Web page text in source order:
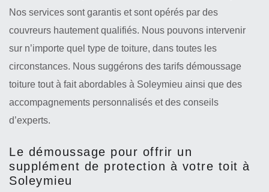
Nos services sont garantis et sont opérés par des
couvreurs hautement qualifiés. Nous pouvons intervenir
sur n’importe quel type de toiture, dans toutes les
circonstances. Nous suggérons des tarifs démoussage
toiture tout à fait abordables à Soleymieu ainsi que des
accompagnements personnalisés et des conseils
d’experts.
Le démoussage pour offrir un
supplément de protection à votre toit à
Soleymieu